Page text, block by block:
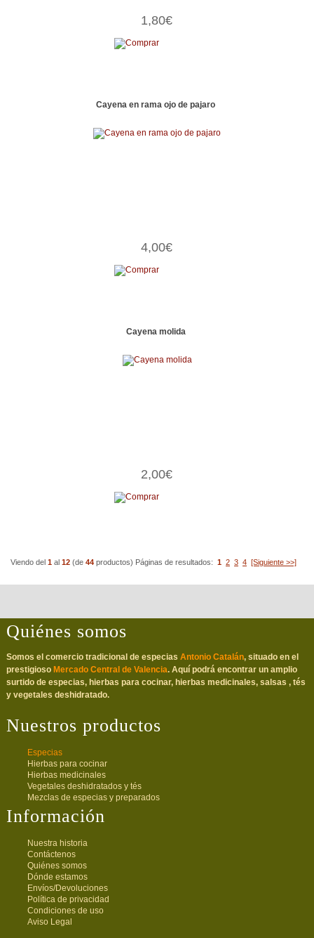
1,80€
Cayena en rama ojo de pajaro
4,00€
Cayena molida
2,00€
Viendo del 1 al 12 (de 44 productos) Páginas de resultados: 1 2 3 4 [Siguiente >>]
Quiénes somos
Somos el comercio tradicional de especias Antonio Catalán, situado en el
prestigioso Mercado Central de Valencia. Aquí podrá encontrar un amplio
surtido de especias, hierbas para cocinar, hierbas medicinales, salsas , tés
y vegetales deshidratado.
Nuestros productos
Especias
Hierbas para cocinar
Hierbas medicinales
Vegetales deshidratados y tés
Mezclas de especias y preparados
Información
Nuestra historia
Contáctenos
Quiénes somos
Dónde estamos
Envíos/Devoluciones
Política de privacidad
Condiciones de uso
Aviso Legal